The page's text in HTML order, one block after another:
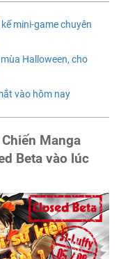
mini-game chuyên
Halloween, cho
vào hôm nay
Manga
Beta vào lúc